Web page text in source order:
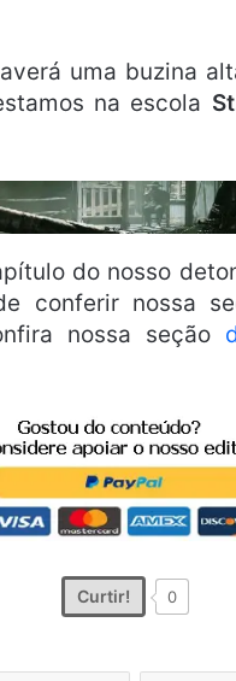
uma buzina
na escola
do nosso
conferir nossa
nossa seção
Curtir! 0